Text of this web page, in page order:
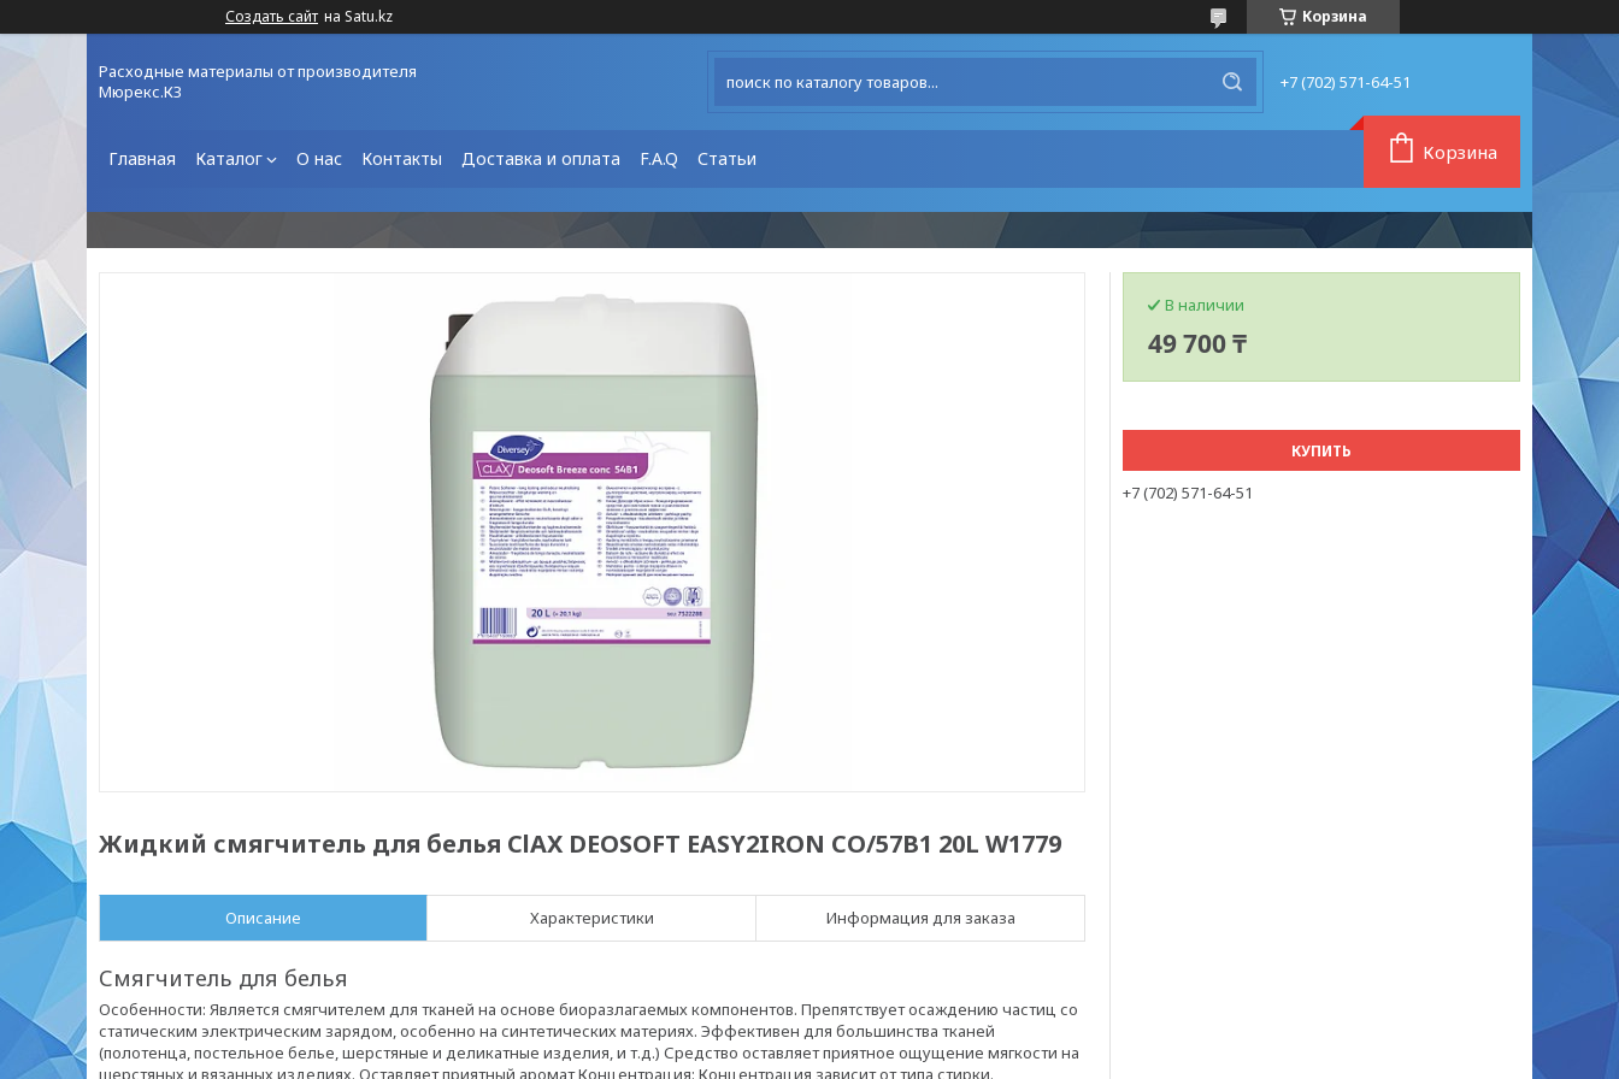
Создать сайт на Satu.kz Корзина
Расходные материалы от производителя
Мюрекс.КЗ
+7 (702) 571-64-51
Главная Каталог О нас Контакты Доставка и оплата F.A.Q Статьи Корзина
Жидкий смягчитель для белья ClAX DEOSOFT EASY2IRON CO/57B1 20L W1779
Описание Характеристики Информация для заказа
Смягчитель для белья
Особенности: Является смягчителем для тканей на основе биоразлагаемых компонентов. Препятствует осаждению частиц со
статическим электрическим зарядом, особенно на синтетических материях. Эффективен для большинства тканей
(полотенца, постельное белье, шерстяные и деликатные изделия, и т.д.) Средство оставляет приятное ощущение мягкости на
шерстяных и вязанных изделиях. Оставляет приятный аромат Концентрация: Концентрация зависит от типа стирки.
В наличии
49 700 ₸
КУПИТЬ
+7 (702) 571-64-51